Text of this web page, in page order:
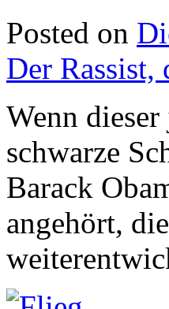
Posted on
Der Rassist,
Wenn
schwarze
Barack
angehört,